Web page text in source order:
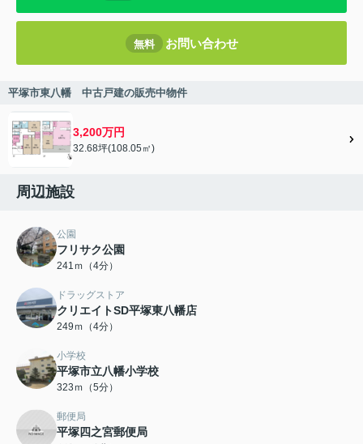
無料 お問い合わせ
平塚市東八幡 中古戸建の販売中物件
3,200万円
32.68坪(108.05㎡)
周辺施設
公園
フリサク公園
241ｍ（4分）
ドラッグストア
クリエイトSD平塚東八幡店
249ｍ（4分）
小学校
平塚市立八幡小学校
323ｍ（5分）
郵便局
平塚四之宮郵便局